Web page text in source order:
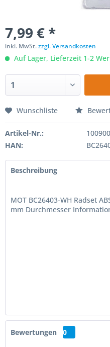
7,99 € *
inkl. MwSt.zzgl. Versandkosten
Auf Lager, Lieferzeit 1-2
Wunschliste
Artikel-Nr.:
100900
HAN:
Beschreibung
MOT BC26403-WH Radset
mm Durchmesser
Bewertungen 0